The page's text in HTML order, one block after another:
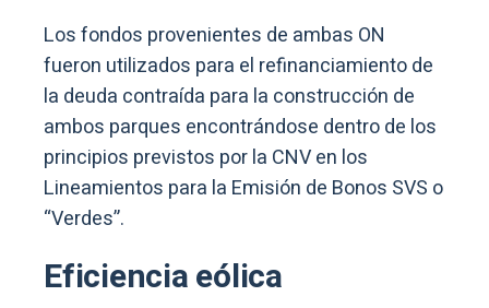
Los fondos provenientes de ambas ON
fueron utilizados para el refinanciamiento de
la deuda contraída para la construcción de
ambos parques encontrándose dentro de los
principios previstos por la CNV en los
Lineamientos para la Emisión de Bonos SVS o
“Verdes”.
Eficiencia eólica